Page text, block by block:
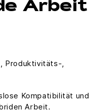
Arbeit
Produktivitäts-,
Kompatibilität und
Arbeit.